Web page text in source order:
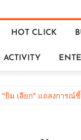
HOT CLICK
ACTIVITY
ยิม เลียก” แถลงการ